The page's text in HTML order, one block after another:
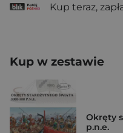
Kup teraz,
Kup w zestawie
Okręty
p.n.e.